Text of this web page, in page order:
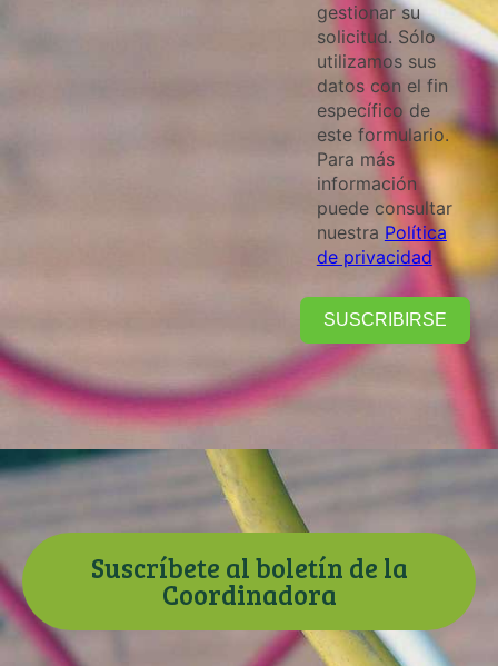
gestionar su
solicitud. Sólo
utilizamos sus
datos con el fin
específico de
este formulario.
Para más
información
puede consultar
nuestra Política
de privacidad
SUSCRIBIRSE
Suscríbete al boletín de la
Coordinadora